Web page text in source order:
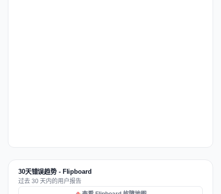
30天错误趋势 - Flipboard
过去 30 天内的用户报告